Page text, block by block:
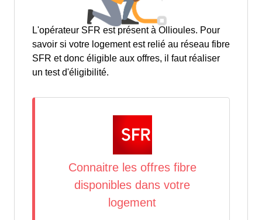
L'opérateur SFR est présent à Ollioules. Pour
savoir si votre logement est relié au réseau fibre
SFR et donc éligible aux offres, il faut réaliser
un test d'éligibilité.